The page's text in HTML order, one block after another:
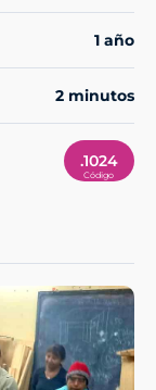
1 año
2 minutos
.1024